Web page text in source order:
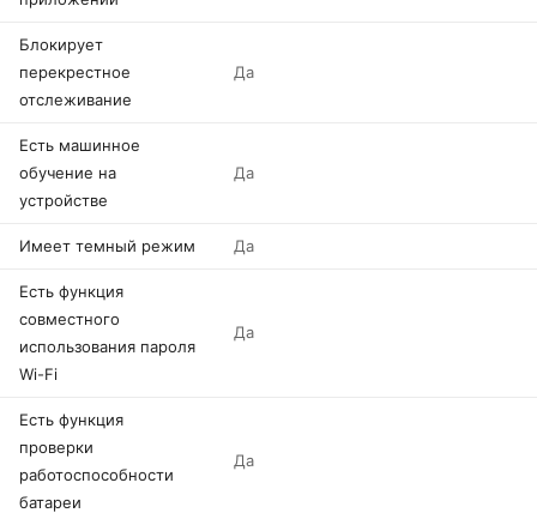
Блокирует
перекрестное
отслеживание
Да
Есть машинное
обучение на
устройстве
Да
Имеет темный режим Да
Есть функция
совместного
использования пароля
Wi-Fi
Да
Есть функция
проверки
работоспособности
батареи
Да